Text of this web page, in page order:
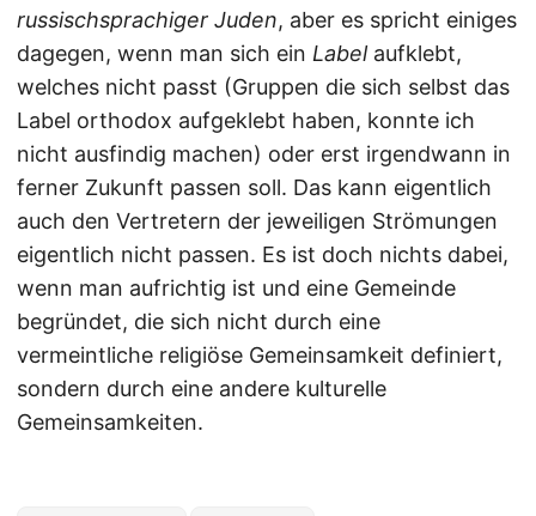
russischsprachiger Juden, aber es spricht einiges
dagegen, wenn man sich ein Labelaufklebt,
welches nicht passt (Gruppen die sich selbst das
Label orthodox aufgeklebt haben, konnte ich
nicht ausfindig machen) oder erst irgendwann in
ferner Zukunft passen soll. Das kann eigentlich
auch den Vertretern der jeweiligen Strömungen
eigentlich nicht passen. Es ist doch nichts dabei,
wenn man aufrichtig ist und eine Gemeinde
begründet, die sich nicht durch eine
vermeintliche religiöse Gemeinsamkeit definiert,
sondern durch eine andere kulturelle
Gemeinsamkeiten.